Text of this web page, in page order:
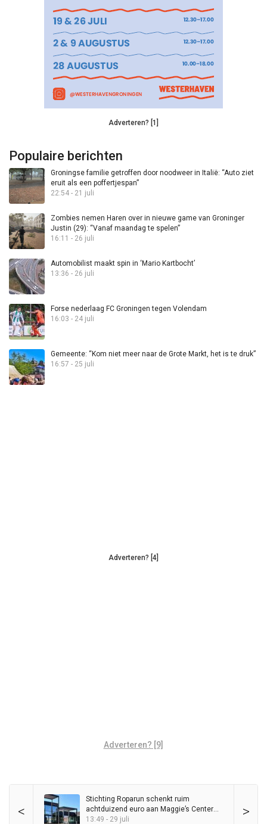
Adverteren? [1]
Populaire berichten
Groningse familie getroffen door noodweer in Italië: “Auto ziet
eruit als een poffertjespan”
22:54 - 21 juli
Zombies nemen Haren over in nieuwe game van Groninger
Justin (29): “Vanaf maandag te spelen”
16:11 - 26 juli
Automobilist maakt spin in ‘Mario Kartbocht’
13:36 - 26 juli
Forse nederlaag FC Groningen tegen Volendam
16:03 - 24 juli
Gemeente: “Kom niet meer naar de Grote Markt, het is te druk”
16:57 - 25 juli
Adverteren? [4]
Adverteren? [9]
< >
Stichting Roparun schenkt ruim
achtduizend euro aan Maggie’s Center
Groningen
13:49 - 29 juli